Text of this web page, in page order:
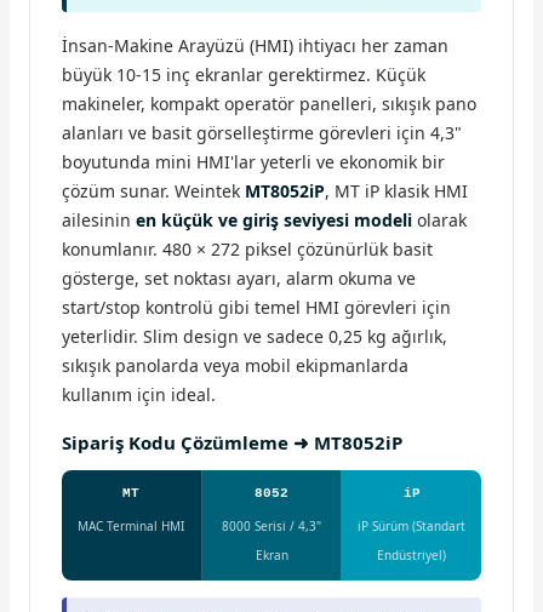
İnsan-Makine Arayüzü (HMI) ihtiyacı her zaman
büyük 10-15 inç ekranlar gerektirmez. Küçük
makineler, kompakt operatör panelleri, sıkışık pano
alanları ve basit görselleştirme görevleri için 4,3"
boyutunda mini HMI'lar yeterli ve ekonomik bir
çözüm sunar. Weintek MT8052iP, MT iP klasik HMI
ailesinin en küçük ve giriş seviyesi modeli olarak
konumlanır. 480 × 272 piksel çözünürlük basit
gösterge, set noktası ayarı, alarm okuma ve
start/stop kontrolü gibi temel HMI görevleri için
yeterlidir. Slim design ve sadece 0,25 kg ağırlık,
sıkışık panolarda veya mobil ekipmanlarda
kullanım için ideal.
Sipariş Kodu Çözümleme ➜ MT8052iP
MT
MAC Terminal HMI
8052
8000 Serisi / 4,3"
Ekran
iP
iP Sürüm (Standart
Endüstriyel)